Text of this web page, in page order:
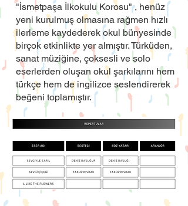
"İsmetpaşa İlkokulu Korosu" , henüz
yeni kurulmuş olmasına rağmen hızlı
ilerleme kaydederek okul bünyesinde
birçok etkinlikte yer almıştır. Türküden,
sanat müziğine, çoksesli ve solo
eserlerden oluşan okul şarkılarını hem
türkçe hem de ingilizce seslendirerek
beğeni toplamıştır.